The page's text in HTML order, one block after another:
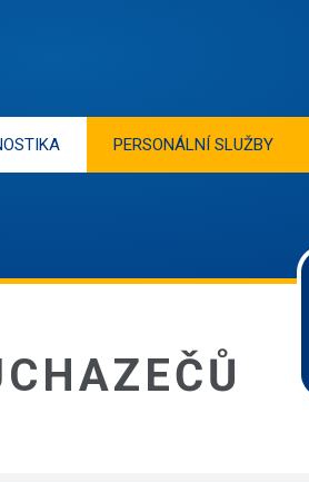
PERSONÁLNÍ SLUŽBY